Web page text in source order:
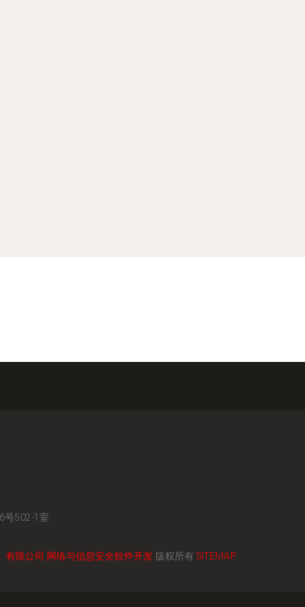
号502-1室
有限公司 网络与信息安全软件开发 版权所有 SITEMAP